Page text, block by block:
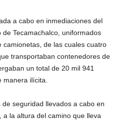
a cabo en inmediaciones del
Tecamachalco, uniformados
de las cuales cuatro
transportaban contenedores de
un total de 20 mil 941
ilícita.
seguridad llevados a cabo en
la altura del camino que lleva